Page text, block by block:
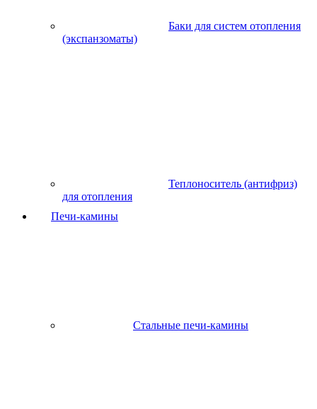
Баки для систем отопления
(экспанзоматы)
Теплоноситель (антифриз)
для отопления
Печи-камины
Стальные печи-камины